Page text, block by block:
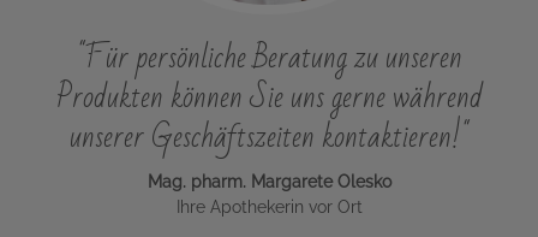
"Für persönliche Beratung zu unseren
Produkten können Sie uns gerne während
unserer Geschäftszeiten kontaktieren!"
Mag. pharm. Margarete Olesko
Ihre Apothekerin vor Ort